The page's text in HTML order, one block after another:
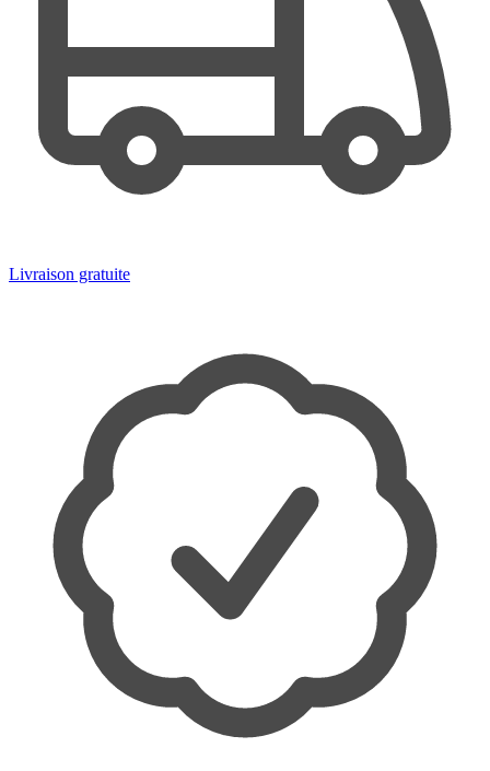
Livraison gratuite